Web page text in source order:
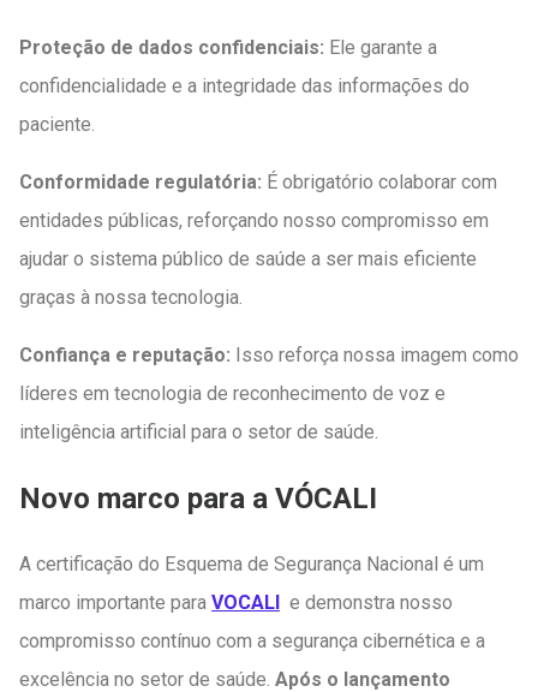
Proteção de dados confidenciais: Ele garante a
confidencialidade e a integridade das informações do
paciente.
Conformidade regulatória: É obrigatório colaborar com
entidades públicas, reforçando nosso compromisso em
ajudar o sistema público de saúde a ser mais eficiente
graças à nossa tecnologia.
Confiança e reputação: Isso reforça nossa imagem como
líderes em tecnologia de reconhecimento de voz e
inteligência artificial para o setor de saúde.
Novo marco para a VÓCALI
A certificação do Esquema de Segurança Nacional é um
marco importante para VOCALI e demonstra nosso
compromisso contínuo com a segurança cibernética e a
excelência no setor de saúde. Após o lançamento